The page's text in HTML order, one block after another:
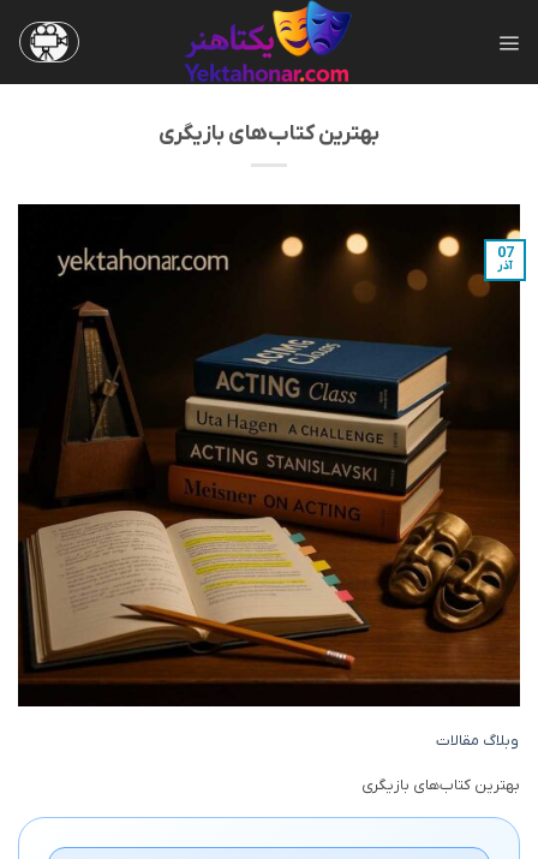
بهترین کتاب‌های بازیگری
07
آذر
وبلاگ مقالات
بهترین کتاب‌های بازیگری